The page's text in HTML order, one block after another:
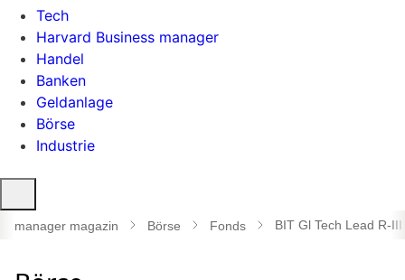
Tech
Harvard Business manager
Handel
Banken
Geldanlage
Börse
Industrie
öffnen
manager magazin Börse Fonds BIT Gl Tech Lead R-III